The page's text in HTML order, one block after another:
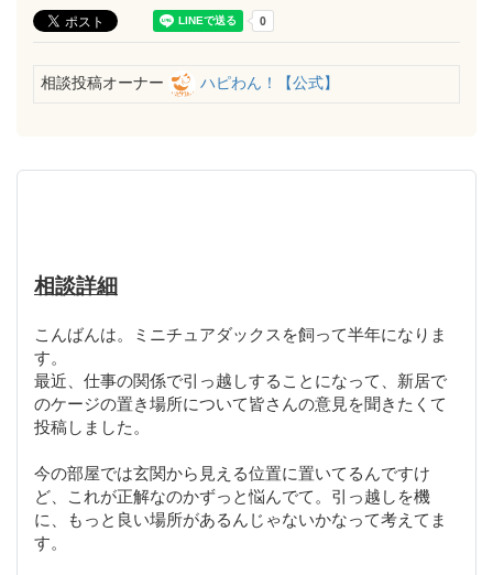
相談投稿オーナー ハピわん！【公式】
相談詳細
こんばんは。ミニチュアダックスを飼って半年になりま
す。
最近、仕事の関係で引っ越しすることになって、新居で
のケージの置き場所について皆さんの意見を聞きたくて
投稿しました。
今の部屋では玄関から見える位置に置いてるんですけ
ど、これが正解なのかずっと悩んでて。引っ越しを機
に、もっと良い場所があるんじゃないかなって考えてま
す。